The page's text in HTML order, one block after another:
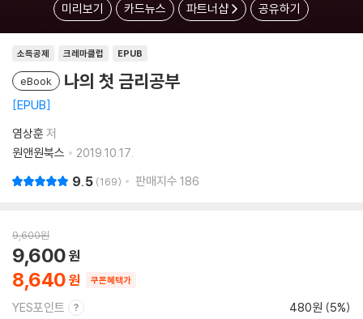
미리보기 카드뉴스 파트너샵 공유하기
소득공제 크레마클럽 EPUB
eBook 나의 첫 금리공부
EPUB
염상훈 저
원앤원북스
2019.10.17.
9.5 169 판매지수 186
9,600원
8,640
9,600
쿠폰혜택가
YES포인트 480원 (5%)